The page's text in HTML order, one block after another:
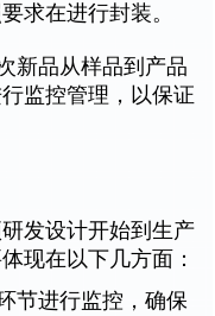
求在进行封装。
品从样品到产品
监控管理，以保证
发设计开始到生产
现在以下几方面：
节进行监控，确保